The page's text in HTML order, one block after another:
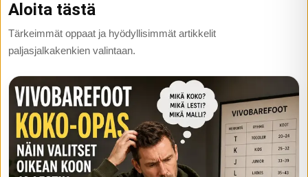
Aloita tästä
Tärkeimmät oppaat ja hyödyllisimmät artikkelit
paljasjalkakenkien valintaan.